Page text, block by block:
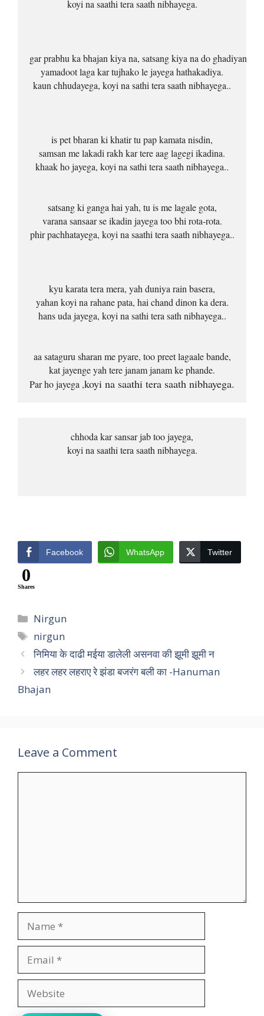
koyi na saathi tera saath nibhayega.
gar prabhu ka bhajan kiya na, satsang kiya na do ghadiyan,
yamadoot laga kar tujhako le jayega hathakadiya.
kaun chhudayega, koyi na sathi tera saath nibhayega..
is pet bharan ki khatir tu pap kamata nisdin,
samsan me lakadi rakh kar tere aag lagegi ikadina.
khaak ho jayega, koyi na sathi tera saath nibhayega..
satsang ki ganga hai yah, tu is me lagale gota,
varana sansaar se ikadin jayega too bhi rota-rota.
phir pachhatayega, koyi na saathi tera saath nibhayega..
kyu karata tera mera, yah duniya rain basera,
yahan koyi na rahane pata, hai chand dinon ka dera.
hans uda jayega, koyi na sathi tera sath nibhayega..
aa sataguru sharan me pyare, too preet lagaale bande,
kat jayenge yah tere janam janam ke phande.
Par ho jayega ,koyi na saathi tera saath nibhayega.
chhoda kar sansar jab too jayega,
koyi na saathi tera saath nibhayega.
Facebook WhatsApp Twitter
0
Shares
Categories
Nirgun
Tags
nirgun
निमिया के दाढी मईया डालेली असनवा की झूमी झूमी न
लहर लहर लहराए रे झंडा बजरंग बली का -Hanuman
Bhajan
Leave a Comment